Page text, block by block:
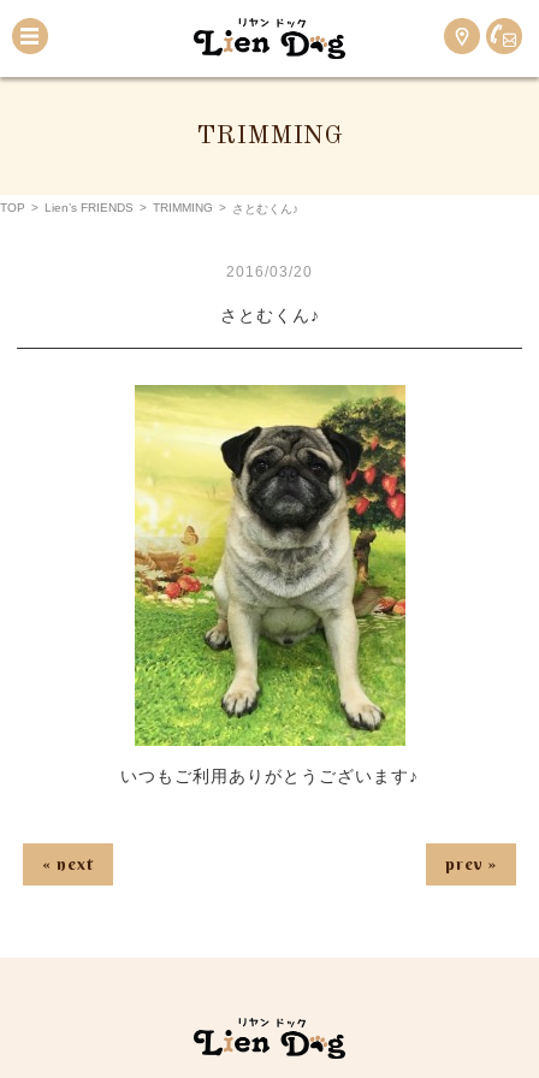
TRIMMING
TOP > Lien’s FRIENDS > TRIMMING > さとむくん♪
2016/03/20
さとむくん♪
いつもご利用ありがとうございます♪
« next prev »